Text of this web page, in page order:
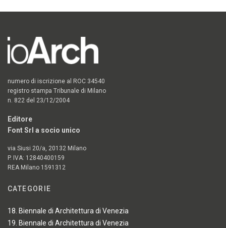
numero di iscrizione al ROC 34540
registro stampa Tribunale di Milano
n. 822 del 23/12/2004
Editore
Font Srl a socio unico
via Siusi 20/a, 20132 Milano
P. IVA: 12840400159
REA Milano 1591312
CATEGORIE
18. Biennale di Architettura di Venezia
19. Biennale di Architettura di Venezia